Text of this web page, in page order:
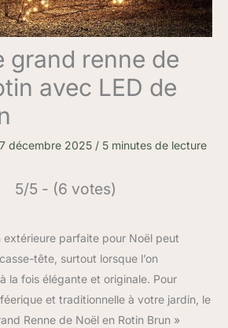
grand renne de
avec LED de
décembre 2025 / 5 minutes de lecture
5/5 - (6 votes)
extérieure parfaite pour Noël peut
tête, surtout lorsque l’on
la fois élégante et originale. Pour
et traditionnelle à votre jardin, le
Renne de Noël en Rotin Brun »